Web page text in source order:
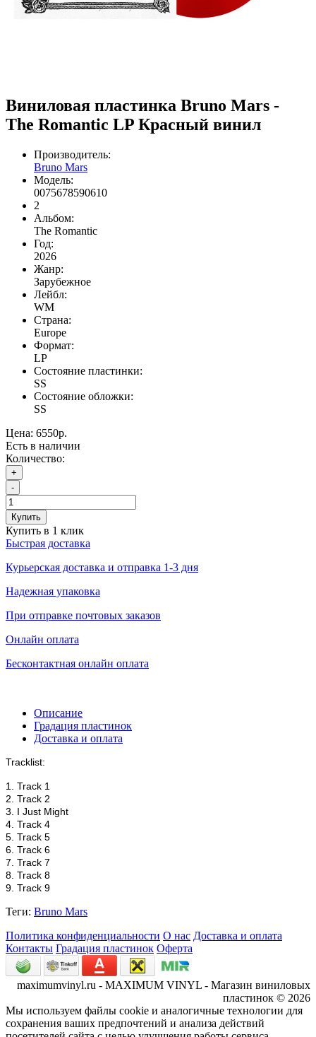
Виниловая пластинка Bruno Mars -
The Romantic LP Красный винил
Производитель:
Bruno Mars
Модель:
0075678590610
2
Альбом:
The Romantic
Год:
2026
Жанр:
Зарубежное
Лейбл:
WM
Страна:
Europe
Формат:
LP
Состояние пластинки:
SS
Состояние обложки:
SS
Цена: 6550р.
Есть в наличии
Количество:
+
-
Купить
Купить в 1 клик
Быстрая доставка
Курьерская доставка и отправка 1-3 дня
Надежная упаковка
При отправке почтовых заказов
Онлайн оплата
Бесконтактная онлайн оплата
Описание
Градация пластинок
Доставка и оплата
Tracklist:
1. Track 1
2. Track 2
3. I Just Might
4. Track 4
5. Track 5
6. Track 6
7. Track 7
8. Track 8
9. Track 9
Теги: Bruno Mars
Политика конфиденциальности О нас Доставка и оплата
Контакты Градация пластинок Оферта
maximumvinyl.ru - MAXIMUM VINYL - Магазин виниловых
пластинок © 2026
Мы используем файлы cookie и аналогичные технологии для
сохранения ваших предпочтений и анализа действий